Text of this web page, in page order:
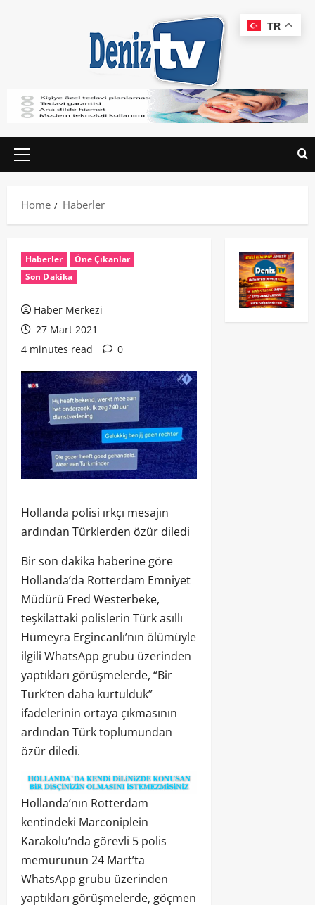
Home Haberler
Haberler
Öne Çıkanlar
Son Dakika
Haber Merkezi
27 Mart 2021
4 minutes read
0
Hollanda polisi ırkçı mesajın
ardından Türklerden özür diledi
Bir son dakika haberine göre
Hollanda’da Rotterdam Emniyet
Müdürü Fred Westerbeke,
teşkilattaki polislerin Türk asıllı
Hümeyra Ergincanlı’nın ölümüyle
ilgili WhatsApp grubu üzerinden
yaptıkları görüşmelerde, “Bir
Türk’ten daha kurtulduk”
ifadelerinin ortaya çıkmasının
ardından Türk toplumundan
özür diledi.
Hollanda’nın Rotterdam
kentindeki Marconiplein
Karakolu’nda görevli 5 polis
memurunun 24 Mart’ta
WhatsApp grubu üzerinden
yaptıkları görüşmelerde, göçmen
TR